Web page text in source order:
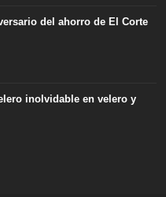
del ahorro de El Corte
inolvidable en velero y